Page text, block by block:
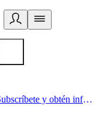
Acá comienza un estilo de vida saludable. Subscríbete y obtén información de primera mano